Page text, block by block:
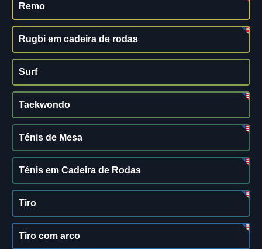
Remo
Rugbi em cadeira de rodas
Surf
Taekwondo
Ténis de Mesa
Ténis em Cadeira de Rodas
Tiro
Tiro com arco